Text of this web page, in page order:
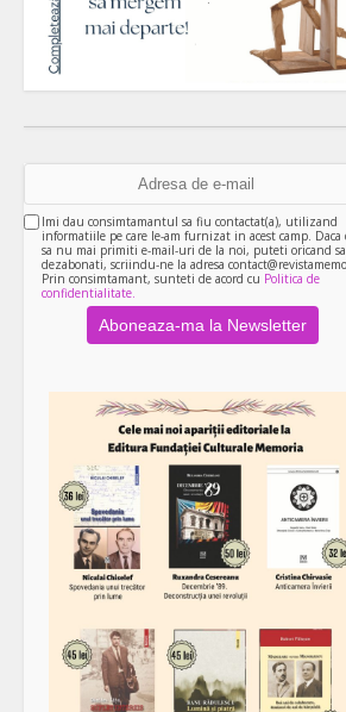
Imi dau consimtamantul sa fiu contactat(a), utilizand
informatiile pe care le-am furnizat in acest camp. Daca
sa nu mai primiti e-mail-uri de la noi, puteti oricand sa
dezabonati, scriindu-ne la adresa
Prin consimtamant, sunteti de acord cu Politica de
confidentialitate.